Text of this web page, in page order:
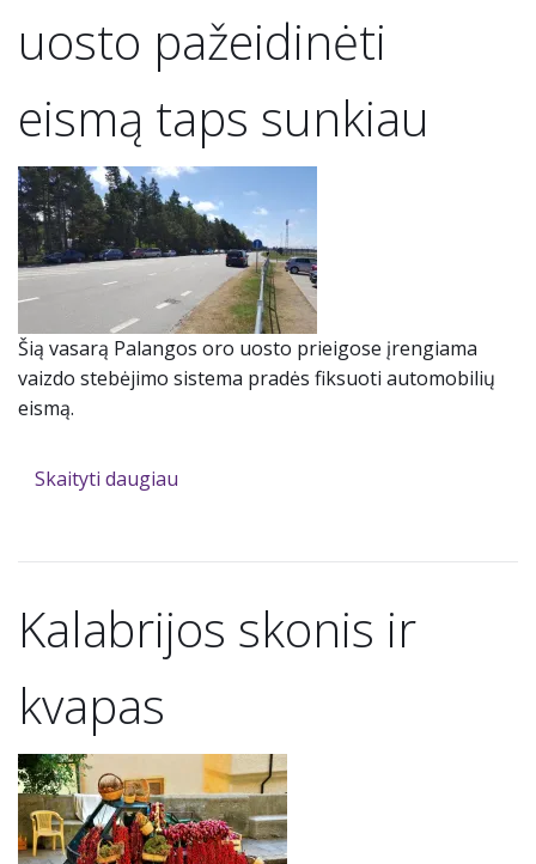
uosto pažeidinėti
eismą taps sunkiau
Šią vasarą Palangos oro uosto prieigose įrengiama
vaizdo stebėjimo sistema pradės fiksuoti automobilių
eismą.
Skaityti daugiau
Kalabrijos skonis ir
kvapas